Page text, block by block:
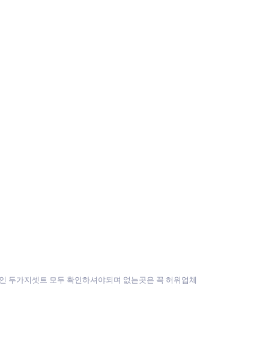
가지셋트 모두 확인하셔야되며 없는곳은 꼭 허위업체